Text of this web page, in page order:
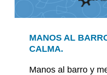
MANOS AL
CALMA.
Manos al barro y